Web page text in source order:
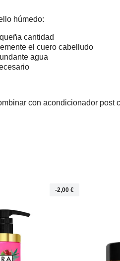
húmedo:
cantidad
el cuero cabelludo
agua
con acondicionador post
-2,00 €